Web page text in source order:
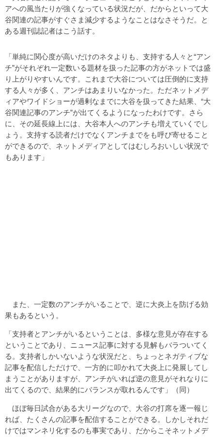
アへの風当たりが強くなっている状況だが、だからといって大
谷関連の記事がすぐさま減少するようなことはなさそうだ。と
ある週刊誌記者はこう話す。
「単純に関心度が高いだけのネタよりも、支持する人々と“アン
チ”がそれぞれ一定数いる題材を扱った記事の方がネットでは盛
り上がりやすいんです。これまで大谷については圧倒的に支持
する人々が多く、アンチはあまりいなかった。ただネットメデ
ィアやワイドショーが過剰なまでに大谷を扱ってきた結果、“大
谷関連記事のアンチ”が出てくるようになったわけです。さら
に、その延長線上には、大谷本人へのアンチも増えていくでし
ょう。支持する読者だけでなくアンチまでをも呼び寄せること
ができるので、ネットメディアとしてはむしろおいしい状況で
もあります」
また、一定数のアンチがいることで、逆に大炎上を防げる効
果もあるという。
「支持者とアンチがいるということは、多様な意見が存在する
ということであり、ニュース記事に対する見解もバラついてく
る。支持者しかいないような状況だと、ちょっとネガティブな
記事を配信しただけで、一方的に叩かれて大炎上に発展してし
まうことがありますが、アンチがいれば逆の意見がそれなりに
出てくるので、結果的にバランスが取れるんです」（同）
ほぼ毎日試合がある大リーグなので、大谷の打席を逐一報じ
れば、たくさんの記事を配信することができる。しかしそれだ
けではマンネリ化するのも事実であり、だからこそネットメデ